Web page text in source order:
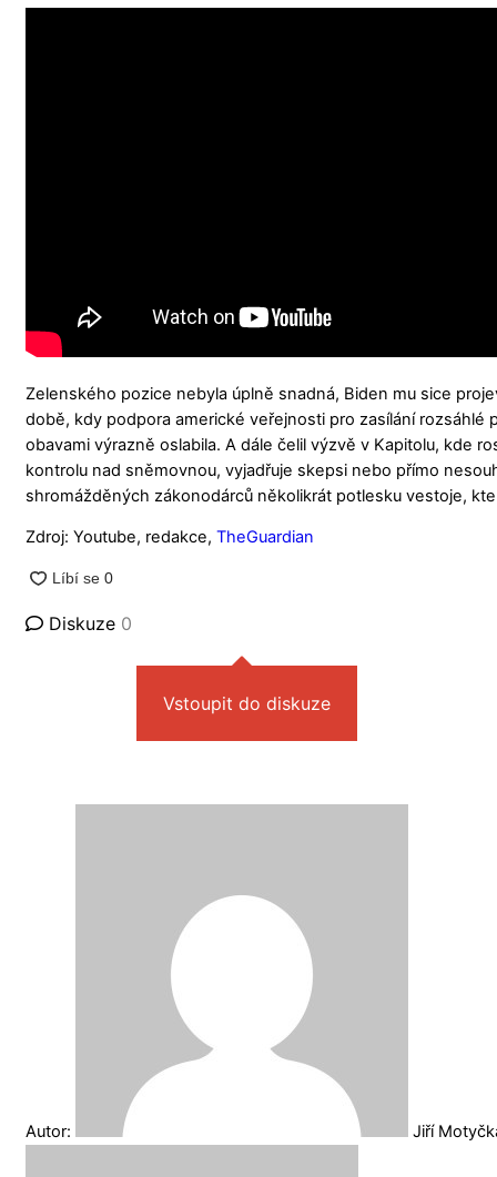
Zelenského pozice nebyla úplně snadná, Biden mu sice
době, kdy podpora americké veřejnosti pro zasílání
obavami výrazně oslabila. A dále čelil výzvě v Kapitolu, kde
kontrolu nad sněmovnou, vyjadřuje skepsi nebo přímo
shromážděných zákonodárců několikrát potlesku vestoje,
Zdroj: Youtube, redakce, TheGuardian
Diskuze 0
Vstoupit do diskuze
Autor: Jiří